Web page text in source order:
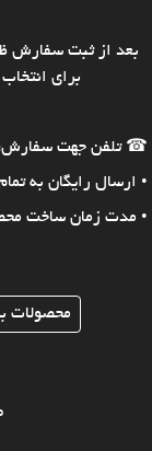
بعد از ثبت سفارش
برای
☎ تلفن جهت
• ارسال رایگان به
• مدت زمان ساخت محصولات 24 الی 72
محصولات